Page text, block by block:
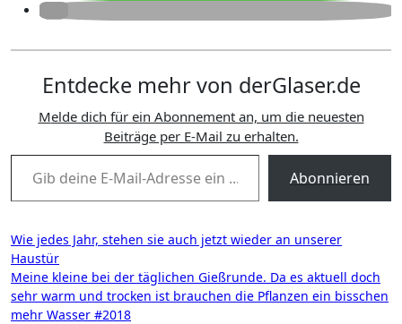
Entdecke mehr von derGlaser.de
Melde dich für ein Abonnement an, um die neuesten
Beiträge per E-Mail zu erhalten.
Gib deine E-Mail-Adresse ein ...
Abonnieren
Beitragsnavigation
Wie jedes Jahr, stehen sie auch jetzt wieder an unserer
Haustür
Meine kleine bei der täglichen Gießrunde. Da es aktuell doch
sehr warm und trocken ist brauchen die Pflanzen ein bisschen
mehr Wasser #2018